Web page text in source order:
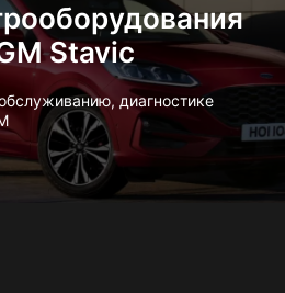
Stavic
диагностике